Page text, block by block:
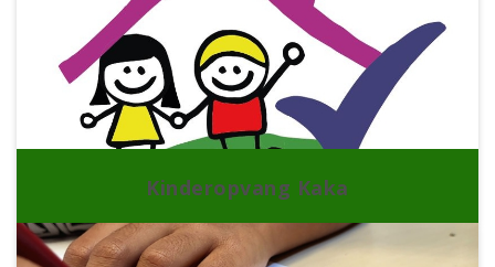
Kinderopvang Kaka